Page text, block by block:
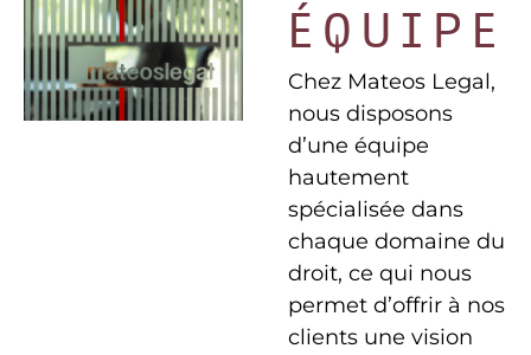
ÉQUIPE
Chez Mateos Legal,
nous disposons
d’une équipe
hautement
spécialisée dans
chaque domaine du
droit, ce qui nous
permet d’offrir à nos
clients une vision